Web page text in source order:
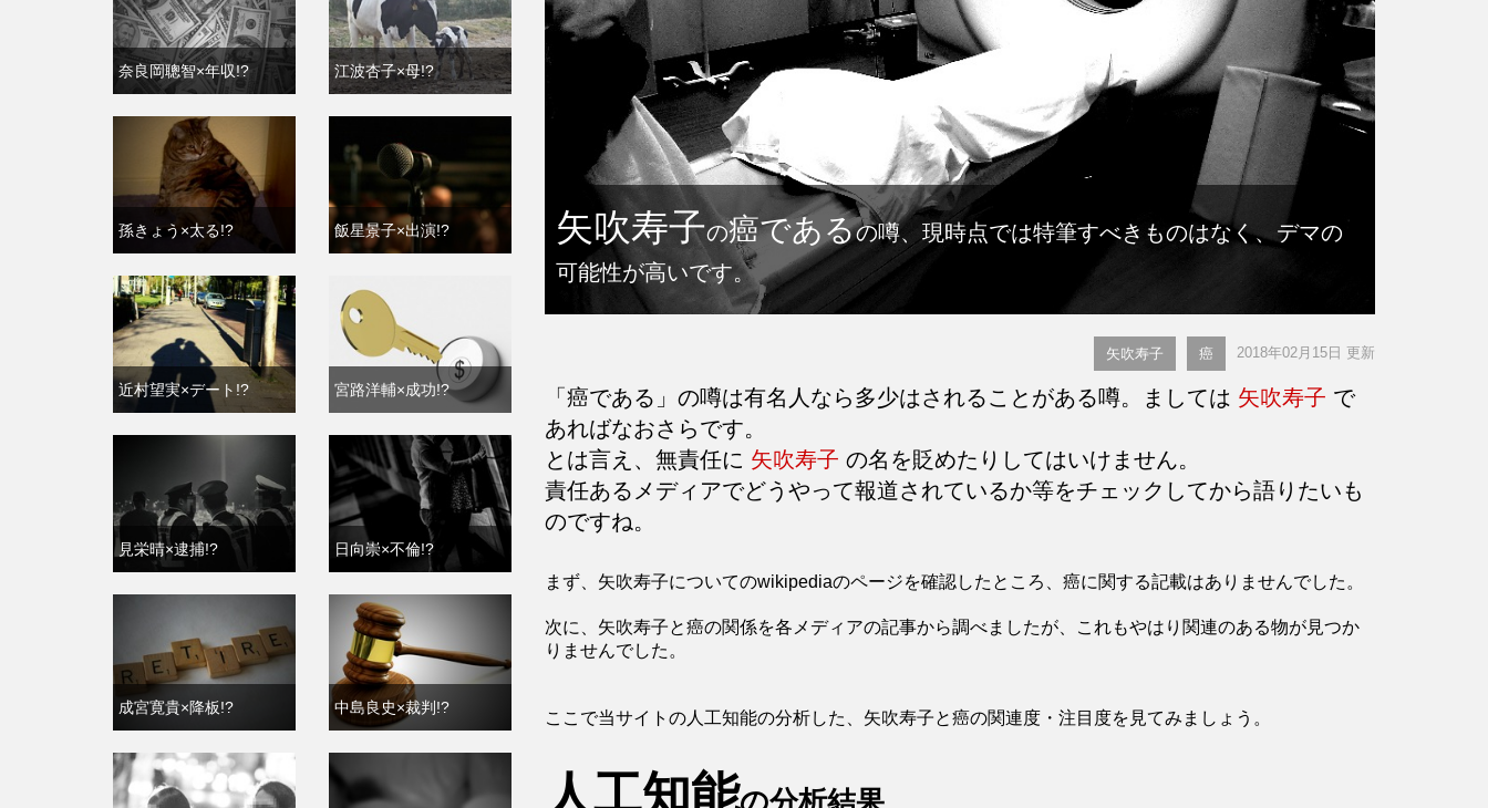
矢吹寿子の癌であるの噂、現時点では特筆すべきものはなく、デマの
可能性が高いです。
矢吹寿子 癌 2018年02月15日 更新
「癌である」の噂は有名人なら多少はされることがある噂。ましては 矢吹寿子 で
あればなおさらです。
とは言え、無責任に 矢吹寿子 の名を貶めたりしてはいけません。
責任あるメディアでどうやって報道されているか等をチェックしてから語りたいも
のですね。
まず、矢吹寿子についてのwikipediaのページを確認したところ、癌に関する記載はありませんでした。
次に、矢吹寿子と癌の関係を各メディアの記事から調べましたが、これもやはり関連のある物が見つか
りませんでした。
ここで当サイトの人工知能の分析した、矢吹寿子と癌の関連度・注目度を見てみましょう。
人工知能の分析結果
奈良岡聰智×年収!? 江波杏子×母!?
孫きょう×太る!? 飯星景子×出演!?
近村望実×デート!? 宮路洋輔×成功!?
見栄晴×逮捕!? 日向崇×不倫!?
成宮寛貴×降板!? 中島良史×裁判!?